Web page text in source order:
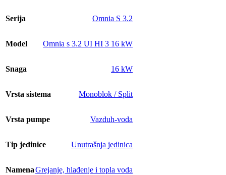
Serija Omnia S 3.2
Model Omnia s 3.2 UI HI 3 16 kW
Snaga 16 kW
Vrsta sistema Monoblok / Split
Vrsta pumpe Vazduh-voda
Tip jedinice Unutrašnja jedinica
NamenaGrejanje, hlađenje i topla voda